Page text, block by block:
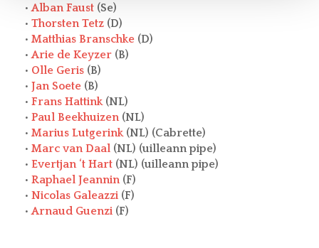
•Alban Faust (Se)
• Thorsten Tetz (D)
• Matthias Branschke (D)
•Arie de Keyzer (B)
• Olle Geris (B)
• Jan Soete (B)
• Frans Hattink(NL)
• Paul Beekhuizen(NL)
• Marius Lutgerink(NL) (Cabrette)
• Marc van Daal (NL) (uilleann pipe)
• Evertjan ‘t Hart (NL) (uilleann pipe)
• Raphael Jeannin(F)
• Nicolas Galeazzi (F)
•Arnaud Guenzi (F)